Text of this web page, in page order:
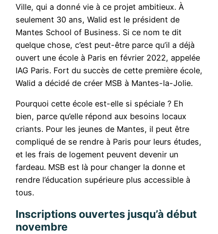
Ville, qui a donné vie à ce projet ambitieux. À
seulement 30 ans, Walid est le président de
Mantes School of Business. Si ce nom te dit
quelque chose, c’est peut-être parce qu’il a déjà
ouvert une école à Paris en février 2022, appelée
IAG Paris. Fort du succès de cette première école,
Walid a décidé de créer MSB à Mantes-la-Jolie.
Pourquoi cette école est-elle si spéciale ? Eh
bien, parce qu’elle répond aux besoins locaux
criants. Pour les jeunes de Mantes, il peut être
compliqué de se rendre à Paris pour leurs études,
et les frais de logement peuvent devenir un
fardeau. MSB est là pour changer la donne et
rendre l’éducation supérieure plus accessible à
tous.
Inscriptions ouvertes jusqu’à début
novembre